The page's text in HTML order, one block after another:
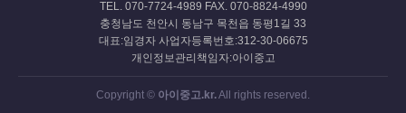
TEL. 070-7724-4989 FAX. 070-8824-4990
충청남도 천안시 동남구 목천읍 동평1길 33
대표:임경자 사업자등록번호:312-30-06675
개인정보관리책임자:아이중고
Copyright © 아이중고.kr.All rights reserved.